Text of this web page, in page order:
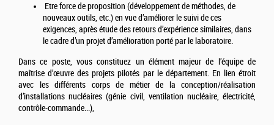
Etre force de proposition (développement de méthodes, de
nouveaux outils, etc.) en vue d’améliorer le suivi de ces
exigences, après étude des retours d’expérience similaires, dans
le cadre d’un projet d’amélioration porté par le laboratoire.
Dans ce poste, vous constituez un élément majeur de l’équipe de
maîtrise d’œuvre des projets pilotés par le département. En lien étroit
avec les différents corps de métier de la conception/réalisation
d’installations nucléaires (génie civil, ventilation nucléaire, électricité,
contrôle-commande...),